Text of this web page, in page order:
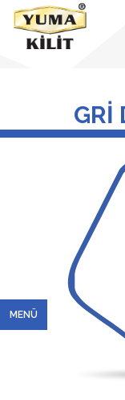
MENÜ
GRİ